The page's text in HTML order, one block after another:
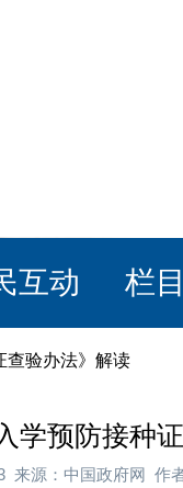
互动 栏
查验办法》解读
学预防接种
来源：中国政府网 作